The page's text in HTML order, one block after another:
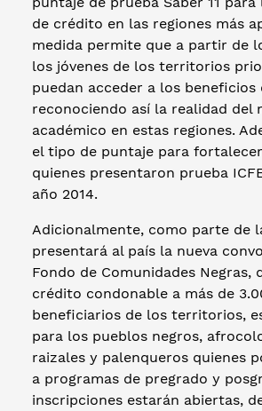
de crédito en las regiones más
medida permite que a partir de
los jóvenes de los territorios
puedan acceder a los beneficios
reconociendo así la realidad del
académico en estas regiones.
el tipo de puntaje para
quienes presentaron prueba
año 2014.
Adicionalmente, como parte de
presentará al país la nueva
Fondo de Comunidades Negras,
crédito condonable a más de
beneficiarios de los territorios,
para los pueblos negros,
raizales y palenqueros quienes
a programas de pregrado y
inscripciones estarán abiertas,